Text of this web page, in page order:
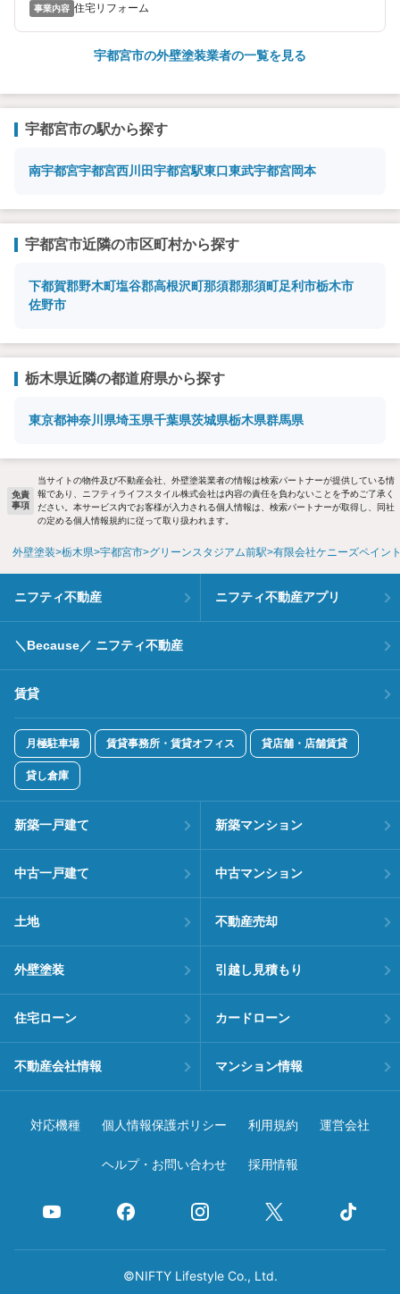
事業内容 住宅リフォーム
宇都宮市の外壁塗装業者の一覧を見る
宇都宮市の駅から探す
南宇都宮宇都宮西川田宇都宮駅東口東武宇都宮岡本
宇都宮市近隣の市区町村から探す
下都賀郡野木町塩谷郡高根沢町那須郡那須町足利市栃木市
佐野市
栃木県近隣の都道府県から探す
東京都神奈川県埼玉県千葉県茨城県栃木県群馬県
免責
事項
当サイトの物件及び不動産会社、外壁塗装業者の情報は検索パートナーが提供している情
報であり、ニフティライフスタイル株式会社は内容の責任を負わないことを予めご了承く
ださい。本サービス内でお客様が入力される個人情報は、検索パートナーが取得し、同社
の定める個人情報規約に従って取り扱われます。
外壁塗装 栃木県 宇都宮市 グリーンスタジアム前駅 有限会社ケニーズペイン
ニフティ不動産 ニフティ不動産アプリ
＼Because／ ニフティ不動産
賃貸
月極駐車場 賃貸事務所・賃貸オフィス 貸店舗・店舗賃貸
貸し倉庫
新築一戸建て 新築マンション
中古一戸建て 中古マンション
土地 不動産売却
外壁塗装 引越し見積もり
住宅ローン カードローン
不動産会社情報 マンション情報
対応機種 個人情報保護ポリシー 利用規約 運営会社
ヘルプ・お問い合わせ 採用情報
©NIFTY Lifestyle Co., Ltd.